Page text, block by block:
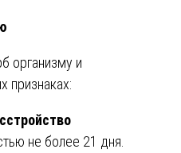
организму и
признаках:
не более 21 дня.